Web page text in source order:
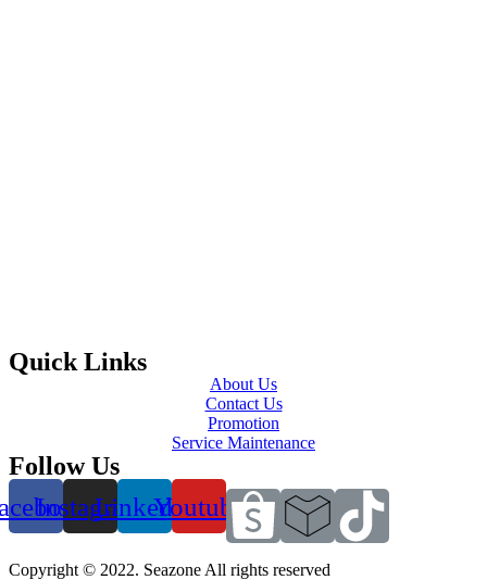
Quick Links
About Us
Contact Us
Promotion
Service Maintenance
Follow Us
InstagramLinkedinYoutube
Copyright © 2022. Seazone All rights reserved